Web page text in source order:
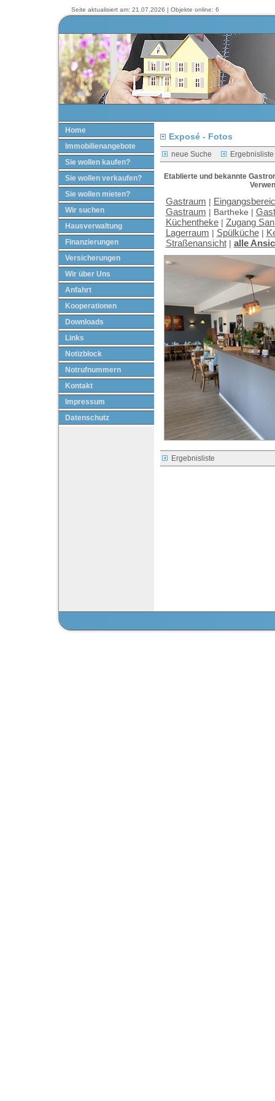
Seite aktualisiert am: 21.07.2026 | Objekte online: 6
Home
Immobilienangebote
Sie wollen kaufen?
Sie wollen verkaufen?
Sie wollen mieten?
Wir suchen
Hausverwaltung
Finanzierungen
Versicherungen
Wir über Uns
Anfahrt
Kooperationen
Downloads
Links
Notizblock
Notrufnummern
Kontakt
Impressum
Datenschutz
Exposé - Fotos
neue Suche Ergebnisliste
Etablierte und bekannte
Gastraum
Gastraum
Bartheke |
Küchentheke| Zugang
Lagerraum
Spülküche|
Straßenansicht| alle
Ergebnisliste